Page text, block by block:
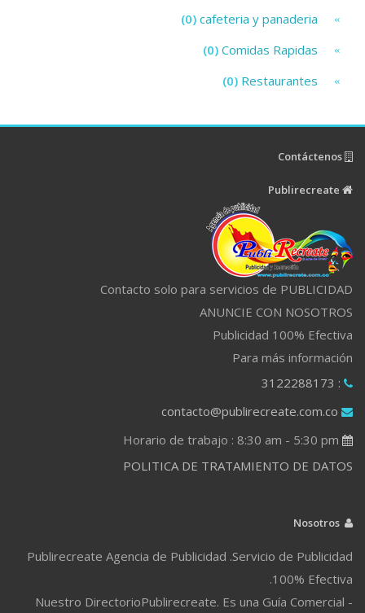
cafeteria y panaderia
(0)
Comidas Rapidas
(0)
Restaurantes
(0)
Contacto solo para servicios de PUBLICIDAD
ANUNCIE CON NOSOTROS
Publicidad 100% Efectiva
Para más información
: 3122288173
contacto@publirecreate.com.co
POLITICA DE TRATAMIENTO DE DATOS
Publirecreate Agencia de Publicidad .Servicio de Publicidad
100% Efectiva.
Nuestro DirectorioPublirecreate. Es una Guía Comercial -